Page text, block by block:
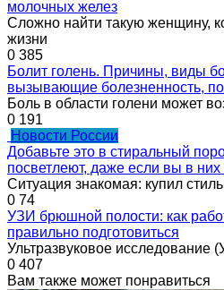
молочных желез
Сложно найти такую женщину,
жизни
0 385
Болит голень. Причины, виды
вызывающие болезненность,
Боль в области голени может
0 191
Новости России
Добавьте это в стиральный
посветлеют, даже если вы в них
Ситуация знакомая: купил
0 74
УЗИ брюшной полости: как
правильно подготовиться
Ультразвуковое
0 407
Вам также может понравиться